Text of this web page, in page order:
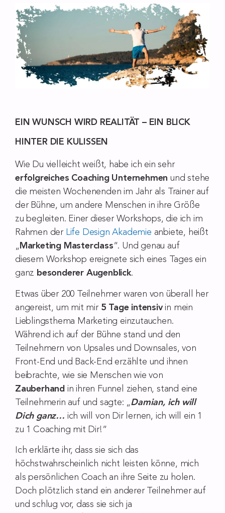
EIN WUNSCH WIRD REALITÄT – EIN BLICK
HINTER DIE KULISSEN
Wie Du vielleicht weißt, habe ich ein sehr
erfolgreiches Coaching Unternehmen und stehe
die meisten Wochenenden im Jahr als Trainer auf
der Bühne, um andere Menschen in ihre Größe
zu begleiten. Einer dieser Workshops, die ich im
Rahmen der Life Design Akademie anbiete, heißt
„ Marketing Masterclass“. Und genau auf
diesem Workshop ereignete sich eines Tages ein
ganz besonderer Augenblick.
Etwas über 200 Teilnehmer waren von überall her
angereist, um mit mir5 Tage intensivin mein
Lieblingsthema Marketing einzutauchen.
Während ich auf der Bühne stand und den
Teilnehmern von Upsales und Downsales, von
Front-End und Back-End erzählte und ihnen
beibrachte, wie sie Menschen wie von
Zauberhand in ihren Funnel ziehen, stand eine
Teilnehmerin auf und sagte: „Damian, ich will
Dich ganz… ich will von Dir lernen, ich will ein 1
zu 1 Coaching mit Dir!“
Ich erklärte ihr, dass sie sich das
höchstwahrscheinlich nicht leisten könne, mich
als persönlichen Coach an ihre Seite zu holen.
Doch plötzlich stand ein anderer Teilnehmer auf
und schlug vor, dass sie sich ja